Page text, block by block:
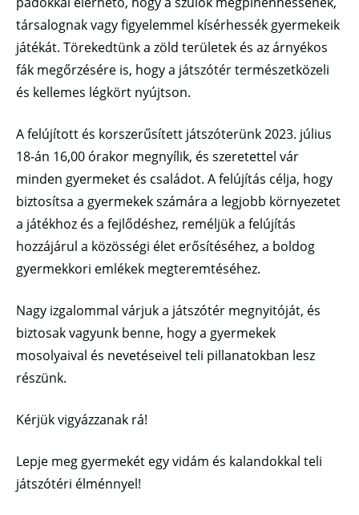
társalognak vagy figyelemmel kísérhessék gyermekeik
játékát. Törekedtünk a zöld területek és az árnyékos
fák megőrzésére is, hogy a játszótér természetközeli
és kellemes légkört nyújtson.
A felújított és korszerűsített játszóterünk 2023. július
18-án 16,00 órakor megnyílik, és szeretettel vár
minden gyermeket és családot. A felújítás célja, hogy
biztosítsa a gyermekek számára a legjobb környezetet
a játékhoz és a fejlődéshez, reméljük a felújítás
hozzájárul a közösségi élet erősítéséhez, a boldog
gyermekkori emlékek megteremtéséhez.
Nagy izgalommal várjuk a játszótér megnyitóját, és
biztosak vagyunk benne, hogy a gyermekek
mosolyaival és nevetéseivel teli pillanatokban lesz
részünk.
Kérjük vigyázzanak rá!
Lepje meg gyermekét egy vidám és kalandokkal teli
játszótéri élménnyel!